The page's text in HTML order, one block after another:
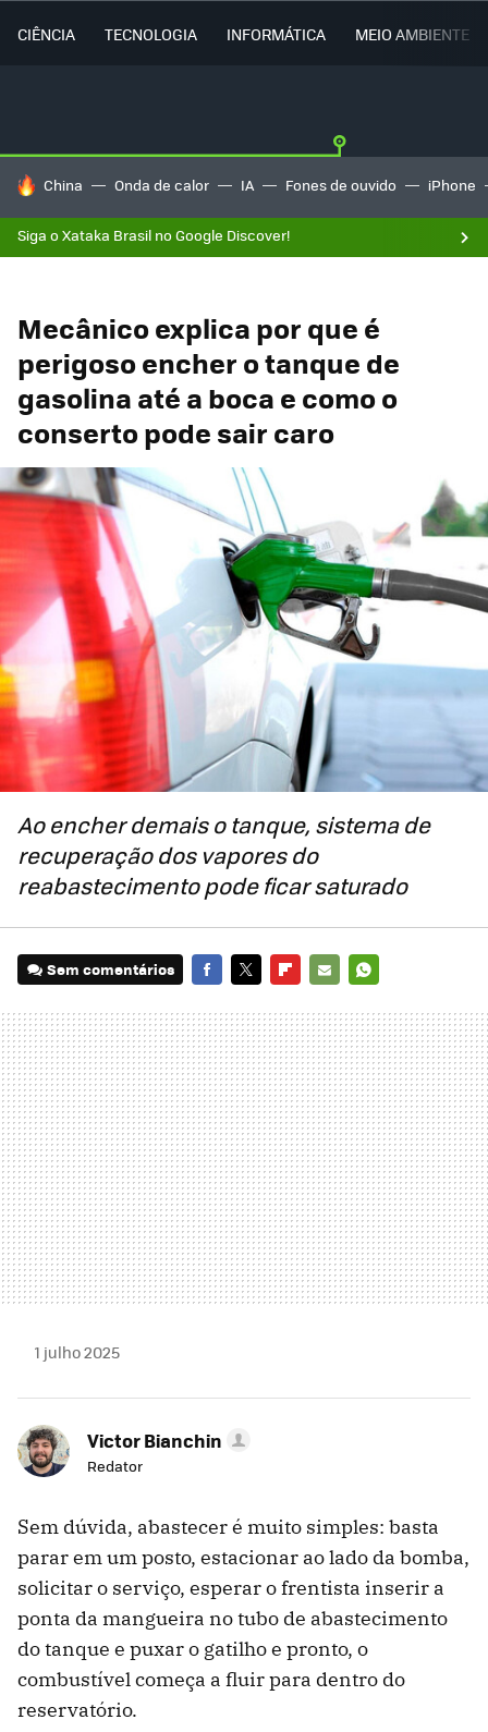
CIÊNCIA TECNOLOGIA INFORMÁTICA MEIO AMBIENTE
TENDÊNCIAS DO DIA
China Onda de calor IA Fones de ouvido iPhone
Siga o Xataka Brasil no Google Discover!
Mecânico explica por que é
perigoso encher o tanque de
gasolina até a boca e como o
conserto pode sair caro
Ao encher demais o tanque, sistema de
recuperação dos vapores do
reabastecimento pode ficar saturado
Sem comentários
MAIL
1 julho 2025
Victor Bianchin
Redator
Sem dúvida, abastecer é muito simples: basta
parar em um posto, estacionar ao lado da bomba,
solicitar o serviço, esperar o frentista inserir a
ponta da mangueira no tubo de abastecimento
do tanque e puxar o gatilho e pronto, o
combustível começa a fluir para dentro do
reservatório.